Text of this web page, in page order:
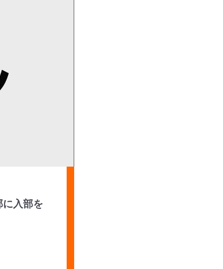
入部を